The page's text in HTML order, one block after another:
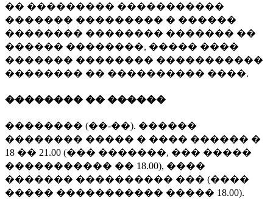
�� ��������� �����������
������� ��������� � ������
�������� �������� ������� ��
������ ��������, ����� ����
������� �������� �����������
�������� �� ���������� ����.
�������� �� ������
�������� (��-��). ������
�������� ����� � ���� ������ �
18 �� 21.00 (��� �������, ��� �����
����������� �� 18.00), ����
������� ���������� ��� (����
����� ����������� ����� 18.00).